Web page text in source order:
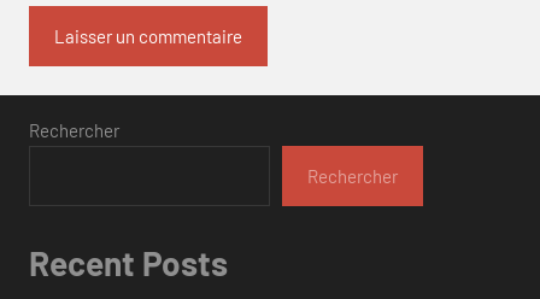
Rechercher
Rechercher
Recent Posts